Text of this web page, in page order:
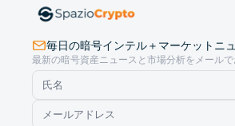
毎日の暗号インテル＋マーケットニ
最新の暗号資産ニュースと市場分析をメールで